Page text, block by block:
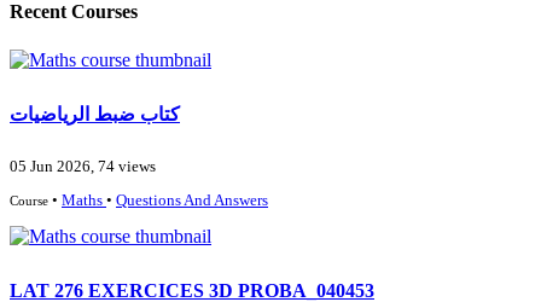
Recent Courses
كتاب ضبط الرياضيات
05 Jun 2026, 74 views
Course • Maths • Questions And Answers
LAT 276 EXERCICES 3D PROBA_040453